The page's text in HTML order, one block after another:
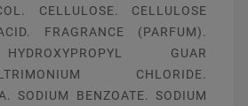
CELLULOSE. CELLULOSE
FRAGRANCE (PARFUM).
GUAR
CHLORIDE.
SODIUM BENZOATE. SODIUM